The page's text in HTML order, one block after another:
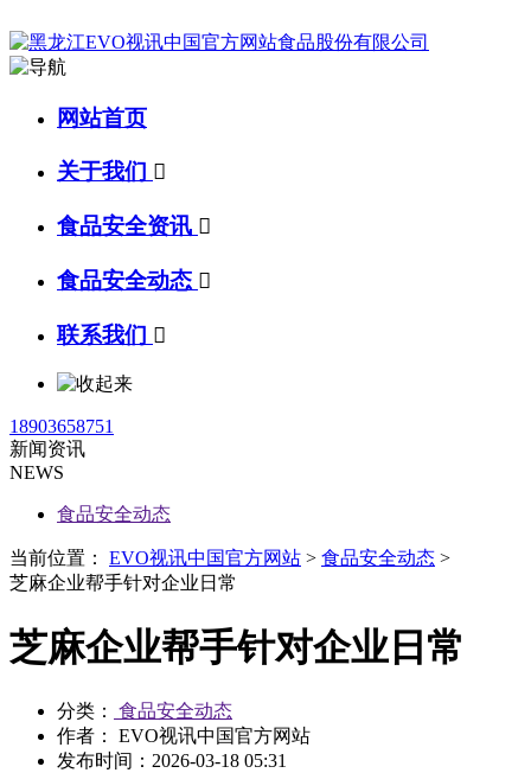
网站首页
关于我们 
食品安全资讯 
食品安全动态 
联系我们 
18903658751
新闻资讯
NEWS
食品安全动态
当前位置： EVO视讯中国官方网站 > 食品安全动态 >
芝麻企业帮手针对企业日常
芝麻企业帮手针对企业日常
分类：
食品安全动态
作者： EVO视讯中国官方网站
发布时间： 2026-03-18 05:31